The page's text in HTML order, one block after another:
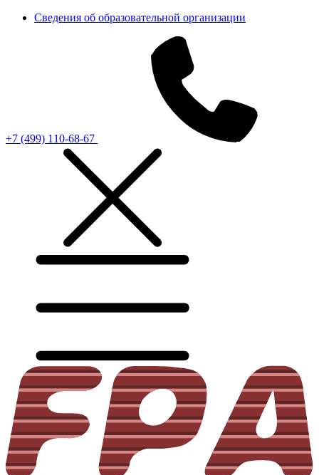
Сведения об образовательной организации
+7 (499) 110-68-67